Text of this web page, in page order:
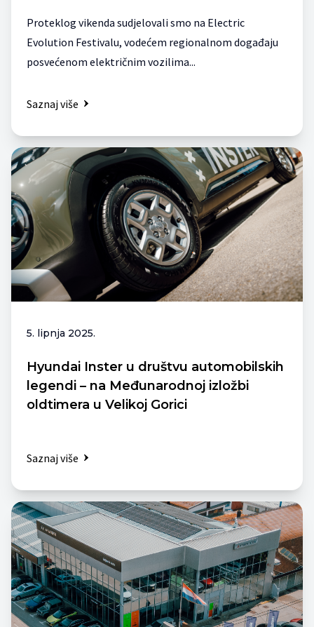
Proteklog vikenda sudjelovali smo na Electric
Evolution Festivalu, vodećem regionalnom događaju
posvećenom električnim vozilima...
Saznaj više
5. lipnja 2025.
Hyundai Inster u društvu automobilskih
legendi – na Međunarodnoj izložbi
oldtimera u Velikoj Gorici
Saznaj više